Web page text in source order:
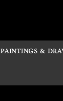
PAINTINGS &